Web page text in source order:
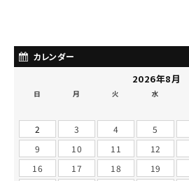
カレンダー
2026年8月
日 月 火 水
2
3 4 5
9
10 11 12
16
17 18 19